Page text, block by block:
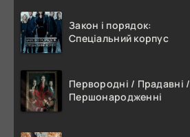
Закон і порядок:
Спеціальний корпус
Первородні / Прадавні /
Першонародженні